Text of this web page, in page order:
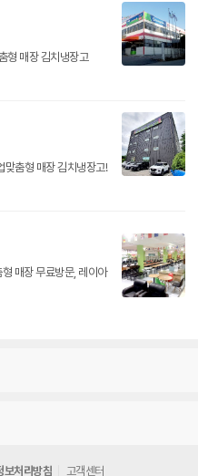
형 매장 김치냉장고
춤형 매장 김치냉장고!
매장 무료방문, 레이아
보처리방침 고객센터